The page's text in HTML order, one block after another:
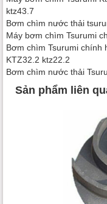
ktz43.7
Bơm chìm nước thải
Máy bơm chìm Tsurumi
Bơm chìm Tsurumi chính
KTZ32.2 ktz22.2
Bơm chìm nước thải
Sản phẩm liên